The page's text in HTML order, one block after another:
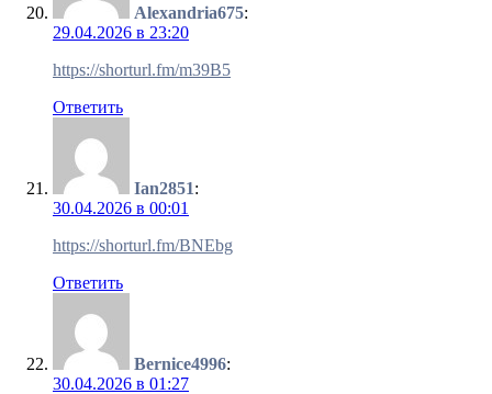
Alexandria675:
29.04.2026 в 23:20
https://shorturl.fm/m39B5
Ответить
Ian2851:
30.04.2026 в 00:01
https://shorturl.fm/BNEbg
Ответить
Bernice4996:
30.04.2026 в 01:27